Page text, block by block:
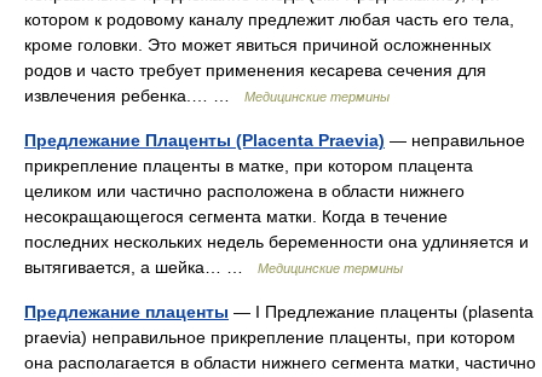
котором к родовому каналу предлежит любая часть его тела,
кроме головки. Это может явиться причиной осложненных
родов и часто требует применения кесарева сечения для
извлечения ребенка.… …
Медицинские термины
Предлежание Плаценты (Placenta Praevia) — неправильное
прикрепление плаценты в матке, при котором плацента
целиком или частично расположена в области нижнего
несокращающегося сегмента матки. Когда в течение
последних нескольких недель беременности она удлиняется и
вытягивается, а шейка… …
Медицинские термины
Предлежание плаценты — I Предлежание плаценты (plasenta
praevia) неправильное прикрепление плаценты, при котором
она располагается в области нижнего сегмента матки, частично